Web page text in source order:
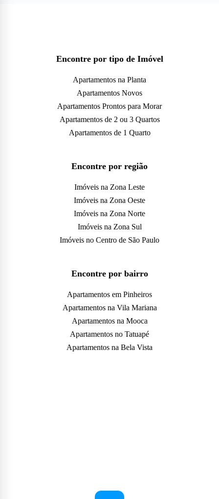
Encontre por tipo de Imóvel
Apartamentos na Planta
Apartamentos Novos
Apartamentos Prontos para Morar
Apartamentos de 2 ou 3 Quartos
Apartamentos de 1 Quarto
Encontre por região
Imóveis na Zona Leste
Imóveis na Zona Oeste
Imóveis na Zona Norte
Imóveis na Zona Sul
Imóveis no Centro de São Paulo
Encontre por bairro
Apartamentos em Pinheiros
Apartamentos na Vila Mariana
Apartamentos na Mooca
Apartamentos no Tatuapé
Apartamentos na Bela Vista